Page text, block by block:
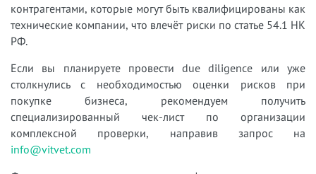
контрагентами, которые могут быть квалифицированы как
технические компании, что влечёт риски по статье 54.1 НК
РФ.
Если вы планируете провести due diligence или уже
столкнулись с необходимостью оценки рисков при
покупке бизнеса, рекомендуем получить
специализированный чек-лист по организации
комплексной проверки, направив запрос на
info@vitvet.com